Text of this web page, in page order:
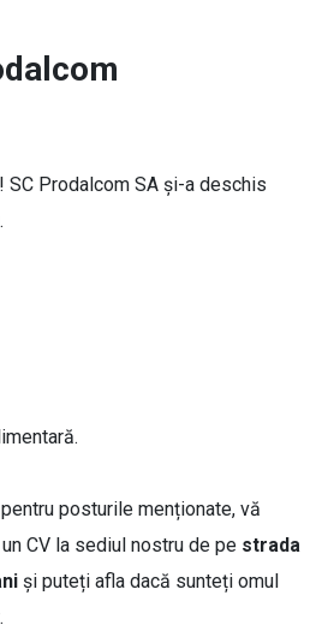
SC Prodalcom SA și-a deschis
posturile menționate, vă
CV la sediul nostru de pe strada
și puteți afla dacă sunteți omul